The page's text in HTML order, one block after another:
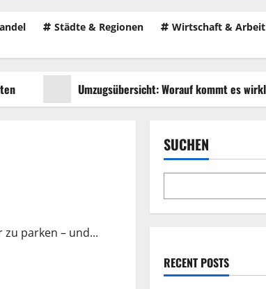
Städte & Regionen
Wirtschaft & Arbeit
Umzugsübersicht: Worauf kommt es wirklich an?
parken – und...
SUCHEN
RECENT POSTS